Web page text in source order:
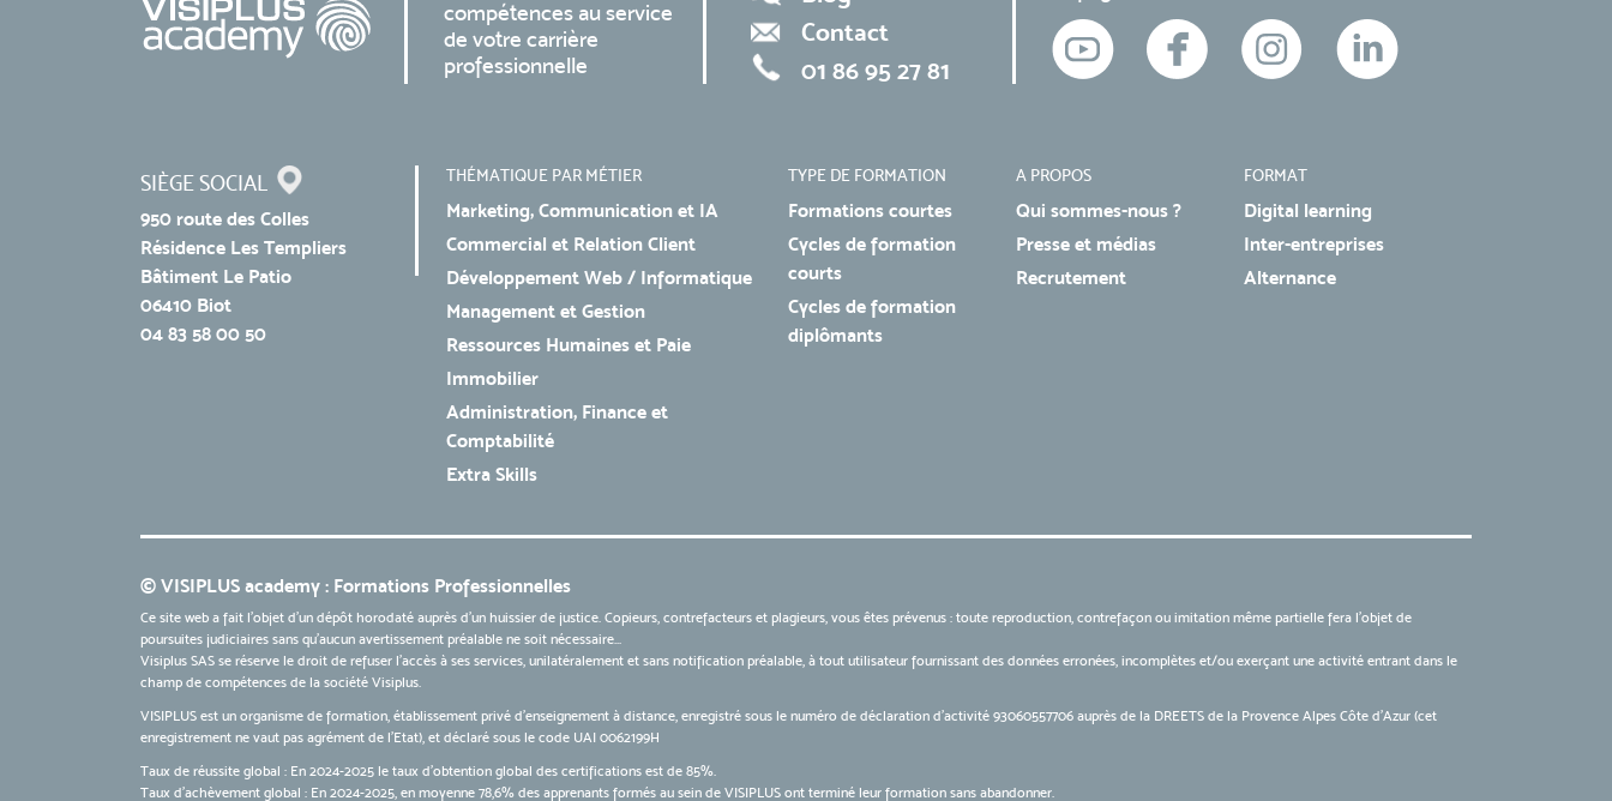
compétences au service
de votre carrière
professionnelle
Contact
01 86 95 27 81
SIÈGE SOCIAL
950 route des Colles
Résidence Les Templiers
Bâtiment Le Patio
06410 Biot
04 83 58 00 50
THÉMATIQUE PAR MÉTIER
Marketing, Communication et IA
Commercial et Relation Client
Développement Web / Informatique
Management et Gestion
Ressources Humaines et Paie
Immobilier
Administration, Finance et
Comptabilité
Extra Skills
TYPE DE FORMATION
Formations courtes
Cycles de formation
courts
Cycles de formation
diplômants
A PROPOS
Qui sommes-nous ?
Presse et médias
Recrutement
FORMAT
Digital learning
Inter-entreprises
Alternance
© VISIPLUS academy : Formations Professionnelles
Ce site web a fait l'objet d'un dépôt horodaté auprès d'un huissier de justice. Copieurs, contrefacteurs et plagieurs, vous êtes prévenus : toute reproduction, contrefaçon ou imitation même partielle fera l'objet de
poursuites judiciaires sans qu’aucun avertissement préalable ne soit nécessaire...
Visiplus SAS se réserve le droit de refuser l'accès à ses services, unilatéralement et sans notification préalable, à tout utilisateur fournissant des données erronées, incomplètes et/ou exerçant une activité entrant dans le
champ de compétences de la société Visiplus.
VISIPLUS est un organisme de formation, établissement privé d’enseignement à distance, enregistré sous le numéro de déclaration d’activité 93060557706 auprès de la DREETS de la Provence Alpes Côte d’Azur (cet
enregistrement ne vaut pas agrément de l’Etat), et déclaré sous le code UAI 0062199H
Taux de réussite global : En 2024-2025 le taux d'obtention global des certifications est de 85%.
Taux d’achèvement global : En 2024-2025, en moyenne 78,6% des apprenants formés au sein de VISIPLUS ont terminé leur formation sans abandonner.